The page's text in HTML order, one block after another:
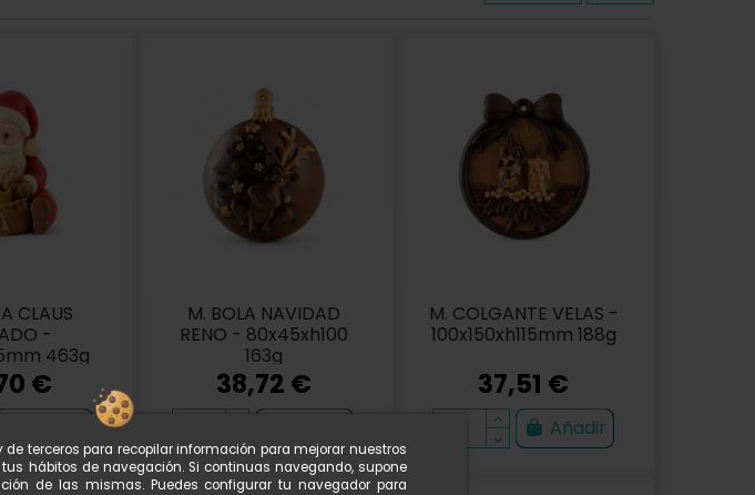
de terceros para recopilar información para mejorar nuestros
hábitos de navegación. Si continuas navegando, supone
de las mismas. Puedes configurar tu navegador para
CLAUS
-
463g
€
M. BOLA NAVIDAD
RENO - 80x45xh100
163g
38,72 €
M. COLGANTE VELAS -
100x150xh115mm 188g
37,51 €
Añadir